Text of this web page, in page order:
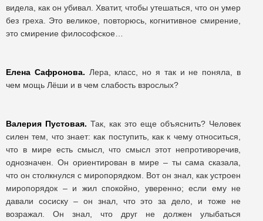
видела, как он убивал. Хватит, чтобы утешаться, что он умер
без греха. Это великое, повторюсь, когнитивное смирение,
это смирение философское…
Елена Сафронова. Лера, класс, но я так и не поняла, в
чем мощь Лёши и в чем слабость взрослых?
Валерия Пустовая. Так, как это еще объяснить? Человек
силен тем, что знает: как поступить, как к чему относиться,
что в мире есть смысл, что смысл этот непротиворечив,
однозначен. Он ориентирован в мире – ты сама сказала,
что он столкнулся с миропорядком. Вот он знал, как устроен
миропорядок – и жил спокойно, уверенно; если ему не
давали сосиску – он знал, что это за дело, и тоже не
возражал. Он знал, что друг не должен улыбаться